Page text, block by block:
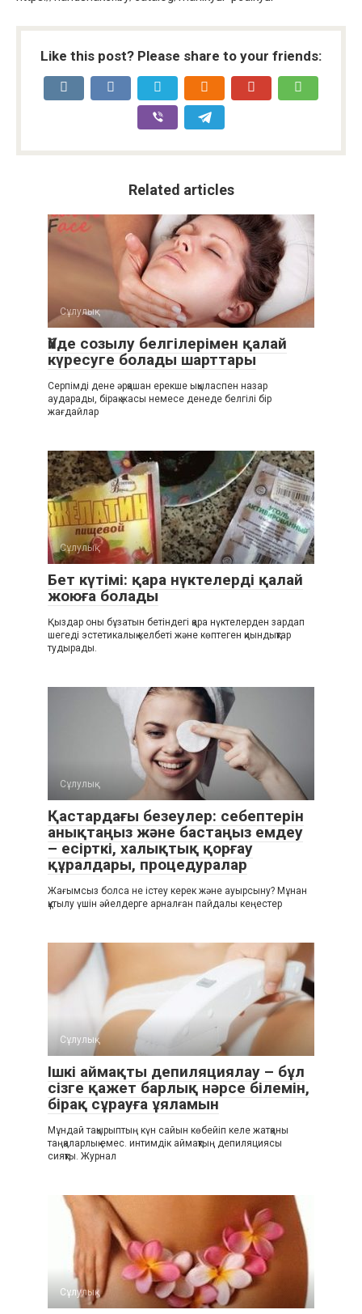
Like this post? Please share to your friends:
Related articles
Сұлулық
Үйде созылу белгілерімен қалай
күресуге болады шарттары
Серпімді дене әрқашан ерекше ықыласпен назар
аударады, бірақ жасы немесе денеде белгілі бір
жағдайлар
Сұлулық
Бет күтімі: қара нүктелерді қалай
жоюға болады
Қыздар оны бұзатын бетіндегі қара нүктелерден зардап
шегеді эстетикалық келбеті және көптеген қиындықтар
тудырады.
Сұлулық
Қастардағы безеулер: себептерін
анықтаңыз және бастаңыз емдеу
– есірткі, халықтық қорғау
құралдары, процедуралар
Жағымсыз болса не істеу керек және ауырсыну? Мұнан
құтылу үшін әйелдерге арналған пайдалы кеңестер
Сұлулық
Ішкі аймақты депиляциялау – бұл
сізге қажет барлық нәрсе білемін,
бірақ сұрауға ұяламын
Мұндай тақырыптың күн сайын көбейіп келе жатқаны
таңқаларлық емес. интимдік аймақтың депиляциясы
сияқты. Журнал
Сұлулық